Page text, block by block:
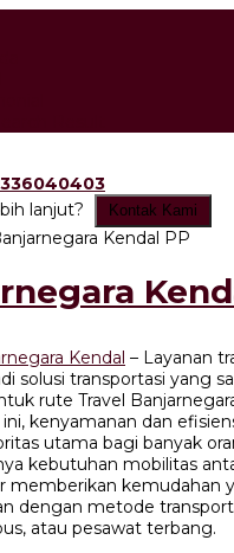
lanjut?
Kontak Kami
Kendal PP
Kendal – Layanan
solusi transportasi yang
rute Travel
kenyamanan dan
utama bagi banyak
kebutuhan mobilitas
memberikan kemudahan
dengan metode
atau pesawat terbang.